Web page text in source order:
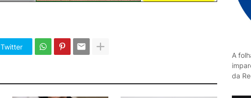
Twitter
A
da